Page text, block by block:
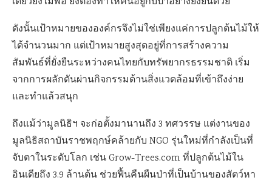
ดังนั้นเป้าหมายขององค์กรจึงไม่ใช่เพียงแค่การปลูกต้นไม้ให้
ได้จำนวนมาก แต่เป้าหมายสูงสุดอยู่ที่การสร้างความ
สัมพันธ์ที่ยั่งยืนระหว่างคนไทยกับทรัพยากรธรรมชาติ เริ่ม
จากการผลักดันผ่านกิจกรรมด้านสิ่งแวดล้อมที่เข้าถึงง่าย
และทำแล้วสนุก
ถึงแม้ว่ามูลนิธิฯ จะก่อตั้งมานานถึง 3 ทศวรรษ แต่งานของ
มูลนิธิสถาบันราชพฤกษ์คล้ายกับ NGO รุ่นใหม่ที่กำลังเป็นที่
จับตาในระดับโลก เช่น Grow-Trees.com ที่ปลูกต้นไม้ใน
อินเดียถึง 3.9 ล้านต้น ช่วยฟื้นคืนผืนป่าที่เป็นบ้านของสัตว์หา